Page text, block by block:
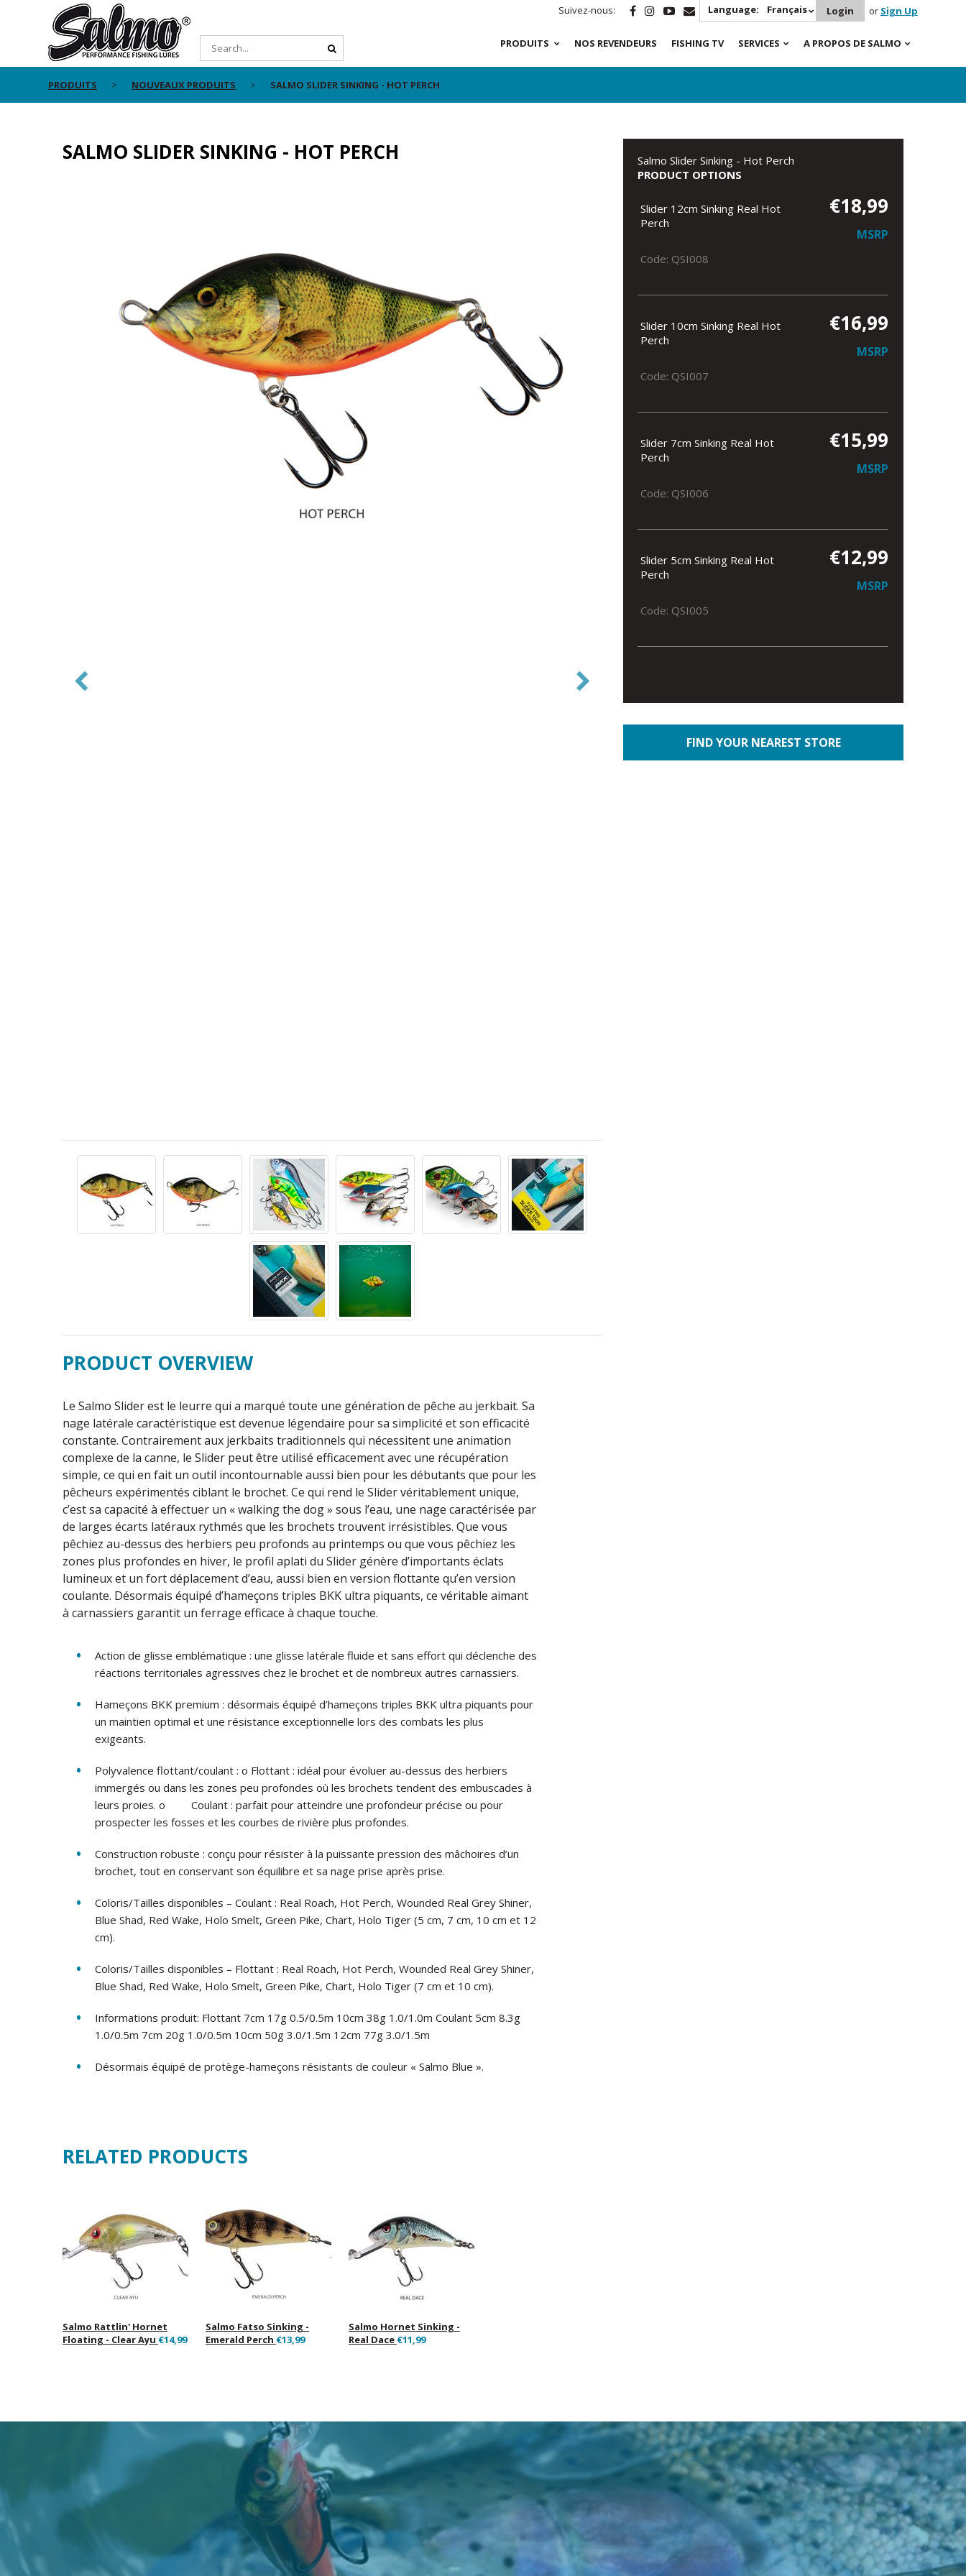
Suivez-nous: Language: Français Login or Sign Up
PRODUITS NOS REVENDEURS FISHING TV SERVICES A PROPOS DE SALMO
PRODUITS NOUVEAUX PRODUITS SALMO SLIDER SINKING - HOT PERCH
SALMO SLIDER SINKING - HOT PERCH
PRODUCT OVERVIEW
Le Salmo Slider est le leurre qui a marqué toute une génération de pêche au jerkbait. Sa
nage latérale caractéristique est devenue légendaire pour sa simplicité et son efficacité
constante. Contrairement aux jerkbaits traditionnels qui nécessitent une animation
complexe de la canne, le Slider peut être utilisé efficacement avec une récupération
simple, ce qui en fait un outil incontournable aussi bien pour les débutants que pour les
pêcheurs expérimentés ciblant le brochet. Ce qui rend le Slider véritablement unique,
c’est sa capacité à effectuer un « walking the dog » sous l’eau, une nage caractérisée par
de larges écarts latéraux rythmés que les brochets trouvent irrésistibles. Que vous
pêchiez au-dessus des herbiers peu profonds au printemps ou que vous pêchiez les
zones plus profondes en hiver, le profil aplati du Slider génère d’importants éclats
lumineux et un fort déplacement d’eau, aussi bien en version flottante qu’en version
coulante. Désormais équipé d’hameçons triples BKK ultra piquants, ce véritable aimant
à carnassiers garantit un ferrage efficace à chaque touche.
Action de glisse emblématique : une glisse latérale fluide et sans effort qui déclenche des
réactions territoriales agressives chez le brochet et de nombreux autres carnassiers.
Hameçons BKK premium : désormais équipé d’hameçons triples BKK ultra piquants pour
un maintien optimal et une résistance exceptionnelle lors des combats les plus
exigeants.
Polyvalence flottant/coulant : o Flottant : idéal pour évoluer au-dessus des herbiers
immergés ou dans les zones peu profondes où les brochets tendent des embuscades à
leurs proies. o
Coulant : parfait pour atteindre une profondeur précise ou pour
prospecter les fosses et les courbes de rivière plus profondes.
Construction robuste : conçu pour résister à la puissante pression des mâchoires d’un
brochet, tout en conservant son équilibre et sa nage prise après prise.
Coloris/Tailles disponibles – Coulant : Real Roach, Hot Perch, Wounded Real Grey Shiner,
Blue Shad, Red Wake, Holo Smelt, Green Pike, Chart, Holo Tiger (5 cm, 7 cm, 10 cm et 12
cm).
Coloris/Tailles disponibles – Flottant : Real Roach, Hot Perch, Wounded Real Grey Shiner,
Blue Shad, Red Wake, Holo Smelt, Green Pike, Chart, Holo Tiger (7 cm et 10 cm).
Informations produit: Flottant 7cm 17g 0.5/0.5m 10cm 38g 1.0/1.0m Coulant 5cm 8.3g
1.0/0.5m 7cm 20g 1.0/0.5m 10cm 50g 3.0/1.5m 12cm 77g 3.0/1.5m
Désormais équipé de protège-hameçons résistants de couleur « Salmo Blue ».
Salmo Slider Sinking - Hot Perch
PRODUCT OPTIONS
Slider 12cm Sinking Real Hot
Perch
€18,99
MSRP
Code: QSI008
Slider 10cm Sinking Real Hot
Perch
€16,99
MSRP
Code: QSI007
Slider 7cm Sinking Real Hot
Perch
€15,99
MSRP
Code: QSI006
Slider 5cm Sinking Real Hot
Perch
€12,99
MSRP
Code: QSI005
FIND YOUR NEAREST STORE
RELATED PRODUCTS
Salmo Rattlin' Hornet
Floating - Clear Ayu €14,99
Salmo Fatso Sinking -
Emerald Perch €13,99
Salmo Hornet Sinking -
Real Dace €11,99